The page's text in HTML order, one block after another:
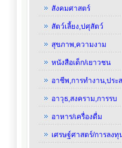
สังคมศาสตร์
สัตว์เลี้ยง,ปศุสัตว์
สุขภาพ,ความงาม
หนังสือเด็ก/เยาวชน
อาชีพ,การทำงาน,ประ
อาวุธ,สงคราม,การรบ
อาหาร/เครื่องดื่ม
เศรษฐ์ศาสตร์/การลงทุ